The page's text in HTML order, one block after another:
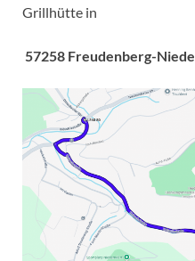
Grillhütte in
57258 Freudenberg-